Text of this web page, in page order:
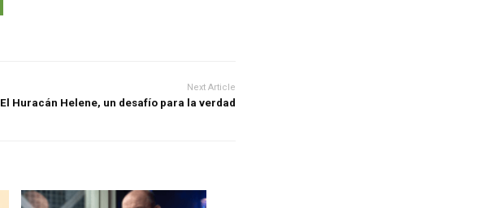
Next Article
El Huracán Helene, un desafío para la verdad